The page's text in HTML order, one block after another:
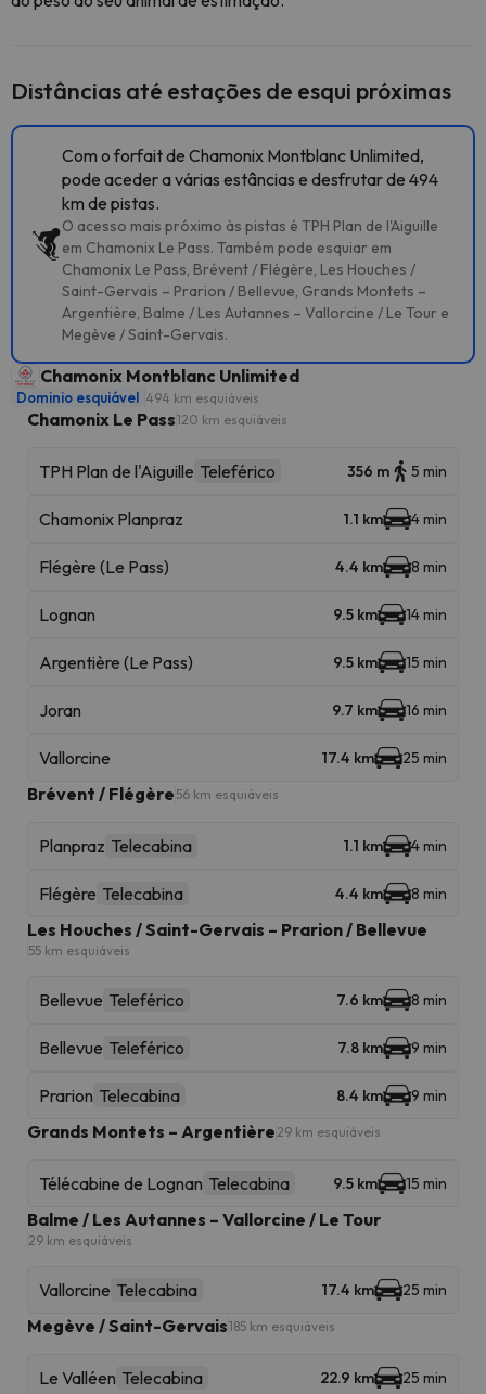
Distâncias até estações de esqui próximas
Com o forfait de Chamonix Montblanc Unlimited,
pode aceder a várias estâncias e desfrutar de 494
km de pistas.
O acesso mais próximo às pistas é TPH Plan de l'Aiguille
em Chamonix Le Pass. Também pode esquiar em
Chamonix Le Pass, Brévent / Flégère, Les Houches /
Saint-Gervais – Prarion / Bellevue, Grands Montets –
Argentière, Balme / Les Autannes – Vallorcine / Le Tour e
Megève / Saint-Gervais.
Chamonix Montblanc Unlimited
Dominio esquiável 494 km esquiáveis
Chamonix Le Pass120 km esquiáveis
TPH Plan de l'Aiguille Teleférico 356 m 5 min
Chamonix Planpraz 1.1 km 4 min
Flégère (Le Pass) 4.4 km 8 min
Lognan 9.5 km 14 min
Argentière (Le Pass) 9.5 km 15 min
Joran 9.7 km 16 min
Vallorcine 17.4 km 25 min
Brévent / Flégère 56 km esquiáveis
Planpraz Telecabina 1.1 km 4 min
Flégère Telecabina 4.4 km 8 min
Les Houches / Saint-Gervais – Prarion / Bellevue
55 km esquiáveis
Bellevue Teleférico 7.6 km 8 min
Bellevue Teleférico 7.8 km 9 min
Prarion Telecabina 8.4 km 9 min
Grands Montets – Argentière 29 km esquiáveis
Télécabine de Lognan Telecabina 9.5 km 15 min
Balme / Les Autannes – Vallorcine / Le Tour
29 km esquiáveis
Vallorcine Telecabina 17.4 km 25 min
Megève / Saint-Gervais185 km esquiáveis
Le Valléen Telecabina 22.9 km 25 min